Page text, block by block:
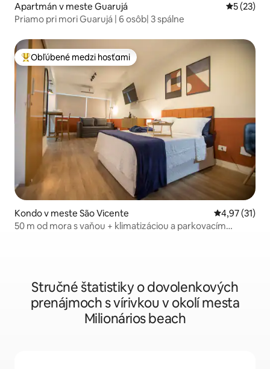
Apartmán v meste Guarujá
5 (23)
Priamo pri mori Guarujá | 6 osôb| 3 spálne
Najobľúbenejšie medzi hosťami
Obľúbené medzi hosťami
Kondo v meste São Vicente Priemerné
4,97 (31)
50 m od mora s vaňou + klimatizáciou a parkovacím
Stručné štatistiky o dovolenkových
prenájmoch s vírivkou v okolí mesta
Milionários beach